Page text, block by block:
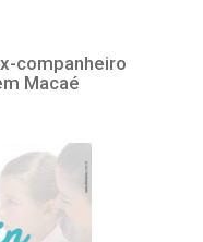
companheiro
Macaé